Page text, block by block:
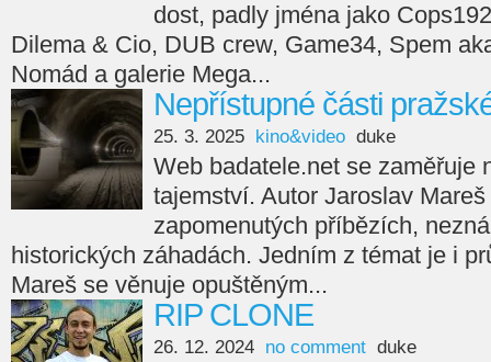
dost, padly jména jako
Dilema & Cio, DUB crew, Game34, Spem
Nomád a galerie Mega...
Nepřístupné části
25. 3. 2025 kino&video duke
Web badatele.net se zaměřuje
tajemství. Autor Jaroslav
zapomenutých příbězích,
historických záhadách. Jedním z témat je i
Mareš se věnuje opuštěným...
RIP CLONE
26. 12. 2024 no comment duke